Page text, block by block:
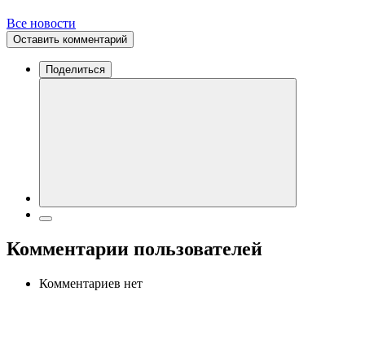
Все новости
Оставить комментарий
Поделиться
Комментарии пользователей
Комментариев нет